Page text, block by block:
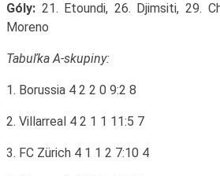
Góly:21. Etoundi, 26. Djimsiti, 29.
Moreno
Tabuľka A-skupiny:
1. Borussia 4 2 2 0 9:2 8
2. Villarreal 4 2 1 1 11:5 7
3. FC Zürich 4 1 1 2 7:10 4